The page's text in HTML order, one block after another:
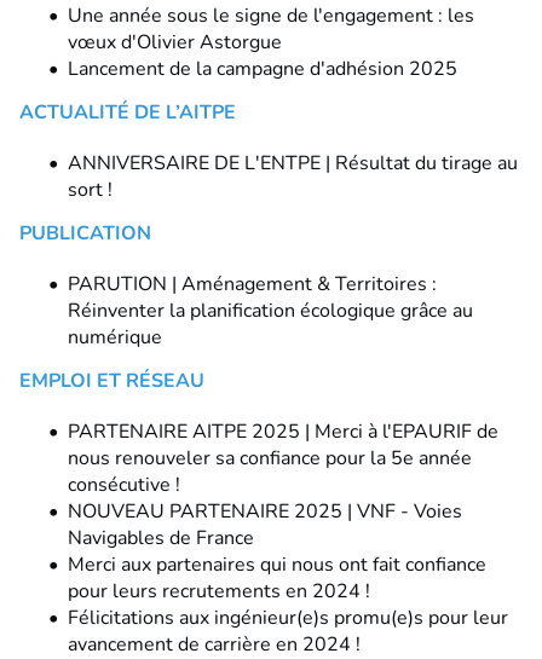
Une année sous le signe de l'engagement : les
vœux d'Olivier Astorgue
Lancement de la campagne d'adhésion 2025
ACTUALITÉ DE L’AITPE
ANNIVERSAIRE DE L'ENTPE | Résultat du tirage au
sort !
PUBLICATION
PARUTION | Aménagement & Territoires :
Réinventer la planification écologique grâce au
numérique
EMPLOI ET RÉSEAU
PARTENAIRE AITPE 2025 | Merci à l'EPAURIF de
nous renouveler sa confiance pour la 5e année
consécutive !
NOUVEAU PARTENAIRE 2025 | VNF - Voies
Navigables de France
Merci aux partenaires qui nous ont fait confiance
pour leurs recrutements en 2024 !
Félicitations aux ingénieur(e)s promu(e)s pour leur
avancement de carrière en 2024 !